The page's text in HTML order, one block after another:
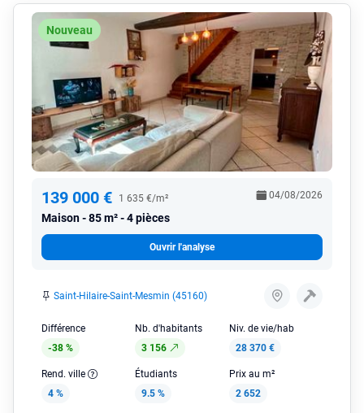
Nouveau
139 000 € 1 635 €/m²
Maison 85 m² - 4 pièces
04/08/2026
Ouvrir l'analyse
Saint-Hilaire-Saint-Mesmin (45160)
Différence
-38 %
Nb. d'habitants
3 156
Niv. de vie/hab
28 370 €
Rend. ville
4 %
Étudiants
9.5 %
Prix au m²
2 652